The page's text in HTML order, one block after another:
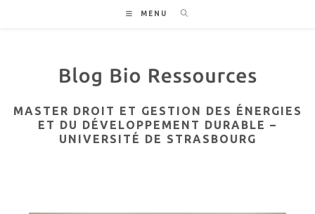
MENU
MASTER DROIT ET GESTION DES ÉNERGIES
ET DU DÉVELOPPEMENT DURABLE –
UNIVERSITÉ DE STRASBOURG